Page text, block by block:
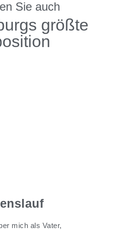
Sie auch
größte
mich als Vater,